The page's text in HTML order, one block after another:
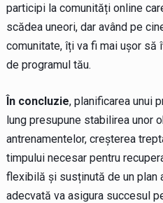
participi la comunități online
scădea uneori, dar având pe
comunitate, îți va fi mai ușor
de programul tău.
În concluzie, planificarea unui
lung presupune stabilirea unor
antrenamentelor, creșterea
timpului necesar pentru
flexibilă și susținută de un plan
adecvată va asigura succesul